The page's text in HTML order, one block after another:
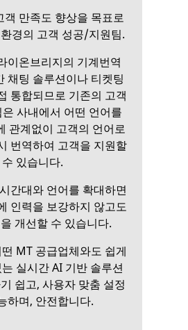
객 만족도 향상을 목표로
경의 고객 성공/지원팀.
이온브리지의 기계번역
채팅 솔루션이나 티켓팅
통합되므로 기존의 고객
사내에서 어떤 언어를
관계없이 고객의 언어로
번역하여 고객을 지원할
수 있습니다.
간대와 언어를 확대하면
인력을 보강하지 않고도
개선할 수 있습니다.
MT 공급업체와도 쉽게
실시간 AI 기반 솔루션
쉽고, 사용자 맞춤 설정
하며, 안전합니다.